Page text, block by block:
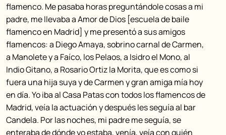
flamenco. Me pasaba horas preguntándole cosas a mi
padre, me llevaba a Amor de Dios [escuela de baile
flamenco en Madrid] y me presentó a sus amigos
flamencos: a Diego Amaya, sobrino carnal de Carmen,
a Manolete y a Faíco, los Pelaos, a Isidro el Mono, al
Indio Gitano, a Rosario Ortiz la Morita, que es como si
fuera una hija suya y de Carmen y gran amiga mía hoy
en día. Yo iba al Casa Patas con todos los flamencos de
Madrid, veía la actuación y después les seguía al bar
Candela. Por las noches, mi padre me seguía, se
enteraba de dónde yo estaba, venía, veía con quién